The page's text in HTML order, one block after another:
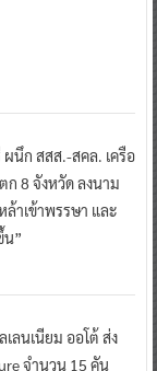
นึก สสส.-สคล. เครือ
ก 8 จังหวัด ลงนาม
ล้าเข้าพรรษา และ
น”
ลนเนียม ออโต้ ส่ง
จำนวน 15 คัน